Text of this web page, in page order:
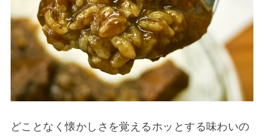
どことなく懐かしさを覚えるホッとする味わいの